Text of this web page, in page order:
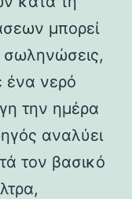
μπορεί
σωληνώσεις,
ένα νερό
την ημέρα
αναλύει
τον βασικό